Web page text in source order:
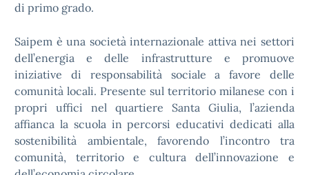
di primo grado.
Saipem è una società internazionale attiva nei settori
dell’energia e delle infrastrutture e promuove
iniziative di responsabilità sociale a favore delle
comunità locali. Presente sul territorio milanese con i
propri uffici nel quartiere Santa Giulia, l’azienda
affianca la scuola in percorsi educativi dedicati alla
sostenibilità ambientale, favorendo l’incontro tra
comunità, territorio e cultura dell’innovazione e